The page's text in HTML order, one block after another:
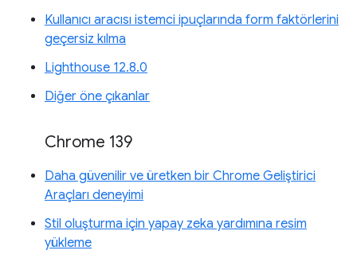
Kullanıcı aracısı istemci ipuçlarında form faktörlerini
geçersiz kılma
Lighthouse 12.8.0
Diğer öne çıkanlar
Chrome 139
Daha güvenilir ve üretken bir Chrome Geliştirici
Araçları deneyimi
Stil oluşturma için yapay zeka yardımına resim
yükleme